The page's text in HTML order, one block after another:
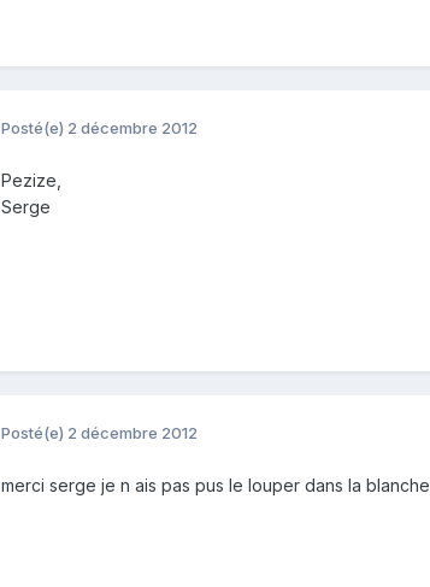
Posté(e) 2 décembre 2012
Pezize,
Serge
Posté(e) 2 décembre 2012
merci serge je n ais pas pus le louper dans la